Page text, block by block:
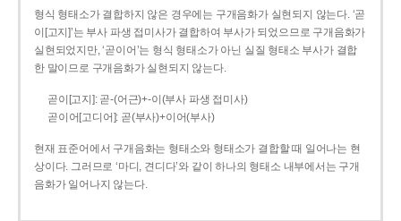
형식 형태소가 결합하지 않은 경우에는 구개음화가 실현되지 않는다. ‘곧
이[고지]’는 부사 파생 접미사가 결합하여 부사가 되었으므로 구개음화가
실현되었지만, ‘곧이어’는 형식 형태소가 아닌 실질 형태소 부사가 결합
한 말이므로 구개음화가 실현되지 않는다.
곧이[고지]: 곧-­(어근)+­-이(부사 파생 접미사)
곧이어[고디어]: 곧(부사)+이어(부사)
현재 표준어에서 구개음화는 형태소와 형태소가 결합할 때 일어나는 현
상이다. 그러므로 ‘마디, 견디다’와 같이 하나의 형태소 내부에서는 구개
음화가 일어나지 않는다.